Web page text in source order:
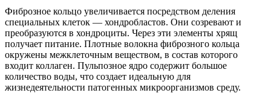
Фиброзное кольцо увеличивается посредством деления
специальных клеток — хондробластов. Они созревают и
преобразуются в хондроциты. Через эти элементы хрящ
получает питание. Плотные волокна фиброзного кольца
окружены межклеточным веществом, в состав которого
входит коллаген. Пульпозное ядро содержит большое
количество воды, что создает идеальную для
жизнедеятельности патогенных микроорганизмов среду.